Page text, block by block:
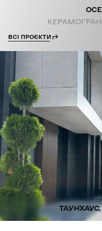
ВСІ ПРОЄКТИ